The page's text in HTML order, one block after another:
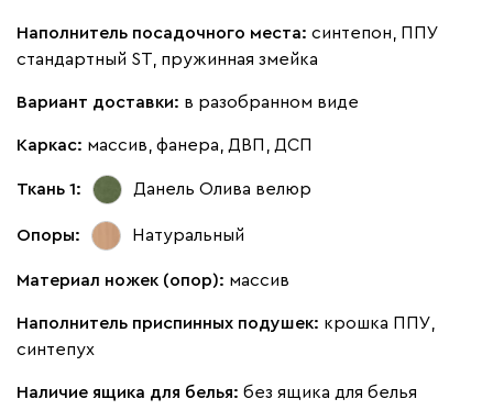
Альтеа 2844
Бежевый Графит Молочный
Графит Серый Терракота Тёмно-синий
Наполнитель посадочного места: синтепон, ППУ
стандартный ST, пружинная змейка
Вариант доставки: в разобранном виде
Каркас: массив, фанера, ДВП, ДСП
Ткань 1: Данель Олива велюр
Опоры: Натуральный
Материал ножек (опор): массив
Наполнитель приспинных подушек: крошка ППУ,
синтепух
Наличие ящика для белья: без ящика для белья